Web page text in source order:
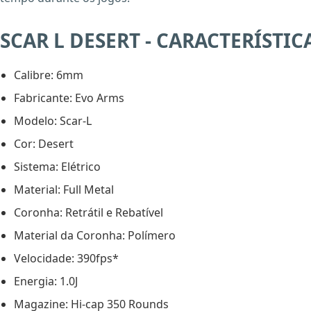
SCAR L DESERT -
Calibre: 6mm
Fabricante: Evo Arms
Modelo: Scar-L
Cor: Desert
Sistema: Elétrico
Material: Full Metal
Coronha: Retrátil e Rebatível
Material da Coronha: Polímero
Velocidade: 390fps*
Energia: 1.0J
Magazine: Hi-cap 350 Rounds